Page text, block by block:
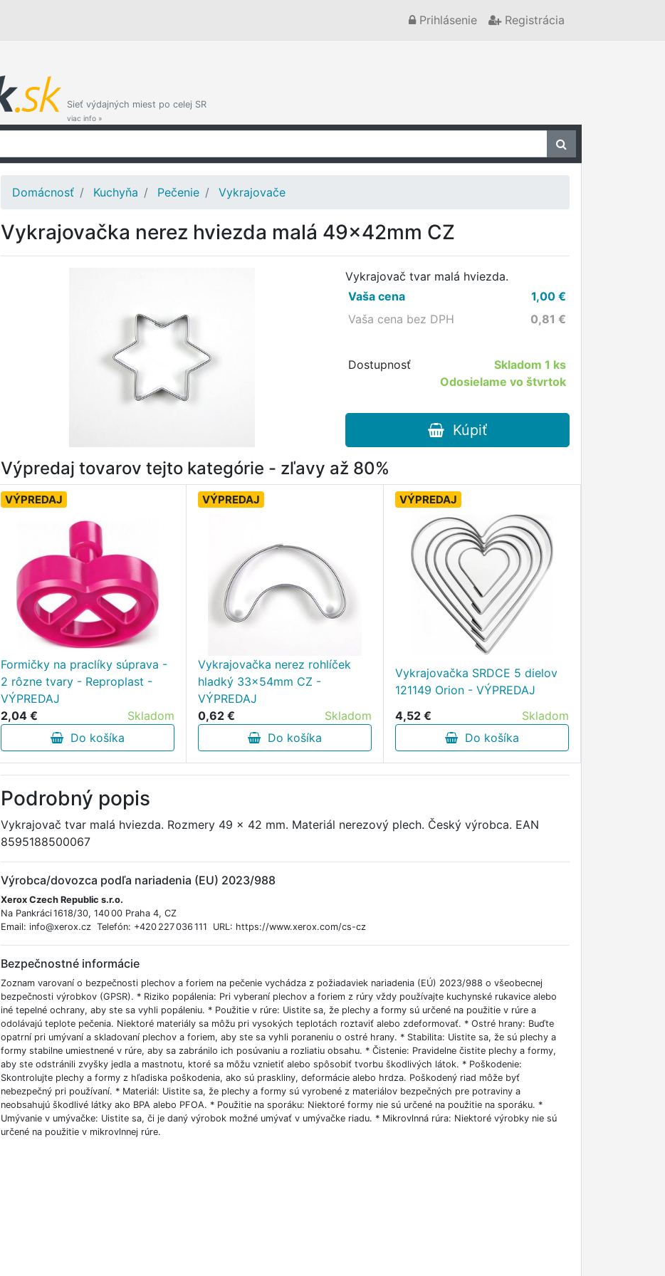
Prihlásenie Registrácia
Sieť výdajných miest po celej SR
viac info »
Domácnosť Kuchyňa Pečenie Vykrajovače
Vykrajovačka nerez hviezda malá 49x42mm CZ
Vykrajovač tvar malá hviezda.
Vaša cena
1,00€
Vaša cena bez DPH
0,81 €
Dostupnosť Skladom 1 ks
Odosielame vo štvrtok
Kúpiť
Výpredaj tovarov tejto kategórie - zľavy až 80%
VÝPREDAJ
Formičky na praclíky súprava -
2 rôzne tvary - Reproplast -
VÝPREDAJ
2,04 €
Skladom
Do košíka
VÝPREDAJ
Vykrajovačka nerez rohlíček
hladký 33x54mm CZ -
VÝPREDAJ
0,62 €
Skladom
Do košíka
VÝPREDAJ
Vykrajovačka SRDCE 5 dielov
121149 Orion - VÝPREDAJ
4,52 €
Skladom
Do košíka
Podrobný popis
Vykrajovač tvar malá hviezda. Rozmery 49 x 42 mm. Materiál nerezový plech. Český výrobca. EAN
8595188500067
Výrobca/dovozca podľa nariadenia (EU) 2023/988
Xerox Czech Republic s.r.o.
Na Pankráci 1618/30, 140 00 Praha 4, CZ
Email: info@xerox.cz Telefón: +420 227 036 111 URL: https://www.xerox.com/cs-cz
Bezpečnostné informácie
Zoznam varovaní o bezpečnosti plechov a foriem na pečenie vychádza z požiadaviek nariadenia (EÚ) 2023/988 o všeobecnej
bezpečnosti výrobkov (GPSR). * Riziko popálenia: Pri vyberaní plechov a foriem z rúry vždy používajte kuchynské rukavice alebo
iné tepelné ochrany, aby ste sa vyhli popáleniu. * Použitie v rúre: Uistite sa, že plechy a formy sú určené na použitie v rúre a
odolávajú teplote pečenia. Niektoré materiály sa môžu pri vysokých teplotách roztaviť alebo zdeformovať. * Ostré hrany: Buďte
opatrní pri umývaní a skladovaní plechov a foriem, aby ste sa vyhli poraneniu o ostré hrany. * Stabilita: Uistite sa, že sú plechy a
formy stabilne umiestnené v rúre, aby sa zabránilo ich posúvaniu a rozliatiu obsahu. * Čistenie: Pravidelne čistite plechy a formy,
aby ste odstránili zvyšky jedla a mastnotu, ktoré sa môžu vznietiť alebo spôsobiť tvorbu škodlivých látok. * Poškodenie:
Skontrolujte plechy a formy z hľadiska poškodenia, ako sú praskliny, deformácie alebo hrdza. Poškodený riad môže byť
nebezpečný pri používaní. * Materiál: Uistite sa, že plechy a formy sú vyrobené z materiálov bezpečných pre potraviny a
neobsahujú škodlivé látky ako BPA alebo PFOA. * Použitie na sporáku: Niektoré formy nie sú určené na použitie na sporáku. *
Umývanie v umývačke: Uistite sa, či je daný výrobok možné umývať v umývačke riadu. * Mikrovlnná rúra: Niektoré výrobky nie sú
určené na použitie v mikrovlnnej rúre.